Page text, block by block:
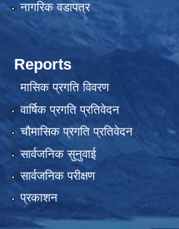
नागरिक वडापत्र
Reports
मासिक प्रगति विवरण
वार्षिक प्रगति प्रतिवेदन
चौमासिक प्रगति प्रतिवेदन
सार्वजनिक सुनुवाई
सार्वजनिक परीक्षण
प्रकाशन